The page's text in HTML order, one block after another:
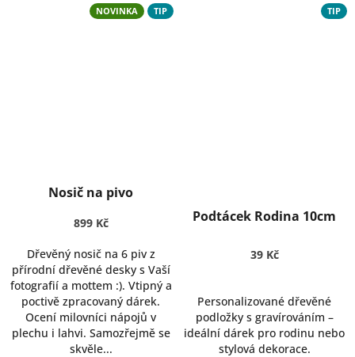
NOVINKA TIP
Nosič na pivo
899 Kč
Dřevěný nosič na 6 piv z
přírodní dřevěné desky s Vaší
fotografií a mottem :). Vtipný a
poctivě zpracovaný dárek.
Ocení milovníci nápojů v
plechu i lahvi. Samozřejmě se
skvěle...
TIP
Podtácek Rodina 10cm
39 Kč
Personalizované dřevěné
podložky s gravírováním –
ideální dárek pro rodinu nebo
stylová dekorace.